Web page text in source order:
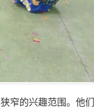
窄的兴趣范围。他